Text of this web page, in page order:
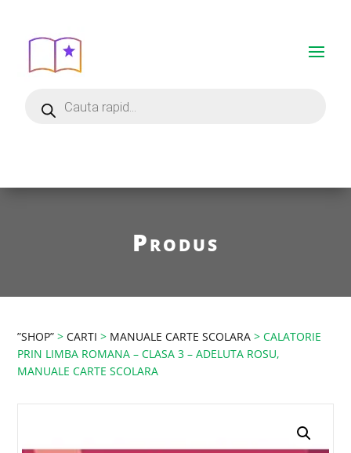
Produs
”SHOP” >CARTI > MANUALE CARTE SCOLARA > CALATORIE
PRIN LIMBA ROMANA – CLASA 3 – ADELUTA ROSU,
MANUALE CARTE SCOLARA